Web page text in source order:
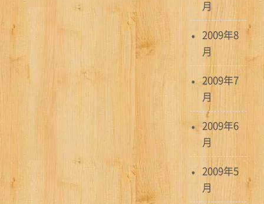
月
2009年8
月
2009年7
月
2009年6
月
2009年5
月